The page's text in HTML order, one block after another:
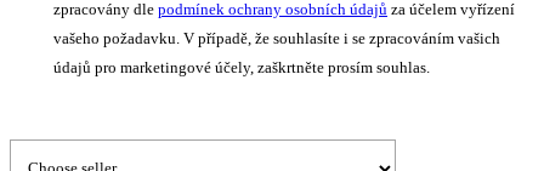
zpracovány dle podmínek ochrany osobních údajů za účelem vyřízení
vašeho požadavku. V případě, že souhlasíte i se zpracováním vašich
údajů pro marketingové účely, zaškrtněte prosím souhlas.